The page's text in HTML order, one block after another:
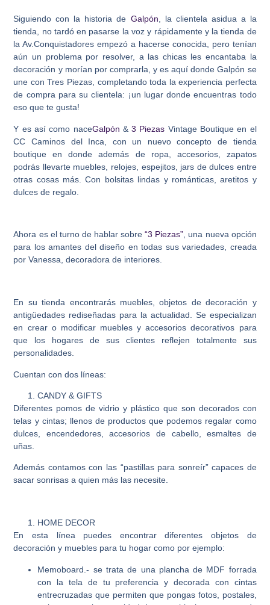
Siguiendo con la historia de Galpón, la clientela asidua a la
tienda, no tardó en pasarse la voz y rápidamente y la tienda de
la Av.Conquistadores empezó a hacerse conocida, pero tenían
aún un problema por resolver, a las chicas les encantaba la
decoración y morían por comprarla, y es aquí donde Galpón se
une con Tres Piezas, completando toda la experiencia perfecta
de compra para su clientela: ¡un lugar donde encuentras todo
eso que te gusta!
Y es así como naceGalpón &3 Piezas Vintage Boutique en el
CC Caminos del Inca, con un nuevo concepto de tienda
boutique en donde además de ropa, accesorios, zapatos
podrás llevarte muebles, relojes, espejitos, jars de dulces entre
otras cosas más. Con bolsitas lindas y románticas, aretitos y
dulces de regalo.
Ahora es el turno de hablar sobre“3 Piezas”, una nueva opción
para los amantes del diseño en todas sus variedades, creada
por Vanessa, decoradora de interiores.
En su tienda encontrarás muebles, objetos de decoración y
antigüedades rediseñadas para la actualidad. Se especializan
en crear o modificar muebles y accesorios decorativos para
que los hogares de sus clientes reflejen totalmente sus
personalidades.
Cuentan con dos líneas:
CANDY & GIFTS
Diferentes pomos de vidrio y plástico que son decorados con
telas y cintas; llenos de productos que podemos regalar como
dulces, encendedores, accesorios de cabello, esmaltes de
uñas.
Además contamos con las “pastillas para sonreír” capaces de
sacar sonrisas a quien más las necesite.
HOME DECOR
En esta línea puedes encontrar diferentes objetos de
decoración y muebles para tu hogar como por ejemplo:
Memoboard.- se trata de una plancha de MDF forrada
con la tela de tu preferencia y decorada con cintas
entrecruzadas que permiten que pongas fotos, postales,